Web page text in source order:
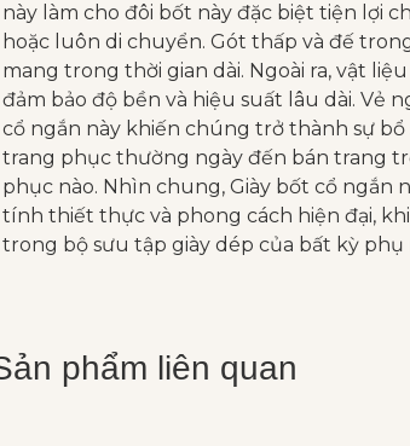
này làm cho đôi bốt này đặc biệt tiện lợi
hoặc luôn di chuyển. Gót thấp và đế
mang trong thời gian dài. Ngoài ra, vật
đảm bảo độ bền và hiệu suất lâu dài. Vẻ
cổ ngắn này khiến chúng trở thành sự
trang phục thường ngày đến bán trang
phục nào. Nhìn chung, Giày bốt cổ ngắn
tính thiết thực và phong cách hiện đại,
trong bộ sưu tập giày dép của bất kỳ phụ
phẩm liên quan